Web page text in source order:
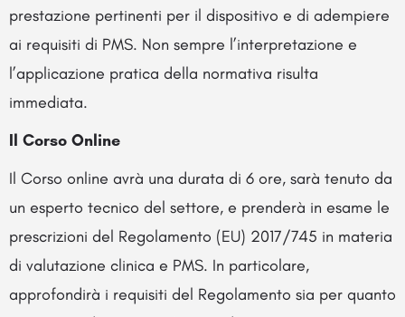
prestazione pertinenti per il dispositivo e di adempiere
ai requisiti di PMS. Non sempre l’interpretazione e
l’applicazione pratica della normativa risulta
immediata.
Il Corso Online
Il Corso online avrà una durata di 6 ore, sarà tenuto da
un esperto tecnico del settore, e prenderà in esame le
prescrizioni del Regolamento (EU) 2017/745 in materia
di valutazione clinica e PMS. In particolare,
approfondirà i requisiti del Regolamento sia per quanto